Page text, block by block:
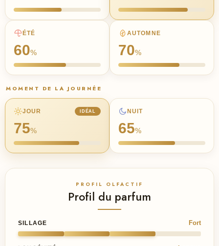
ÉTÉ
60%
AUTOMNE
70%
MOMENT DE LA JOURNÉE
JOUR IDÉAL
75%
NUIT
65%
PROFIL OLFACTIF
Profil du parfum
SILLAGE Fort